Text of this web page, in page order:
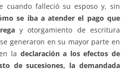
cuando falleció su esposo y, sin
se iba a atender el pago que
y otorgamiento de escritura
generaron en su mayor parte en
la declaración a los efectos de
de sucesiones, la demandada